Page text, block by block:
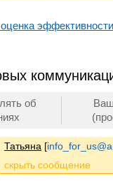
об
Татьяна [